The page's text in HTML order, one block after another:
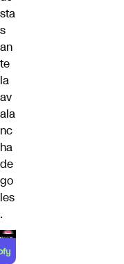
sta
s
an
te
la
av
ala
nc
ha
de
go
les
.